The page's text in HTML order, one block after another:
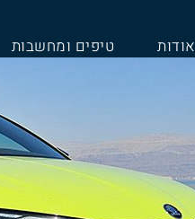
אודות טיפים ומחשבות